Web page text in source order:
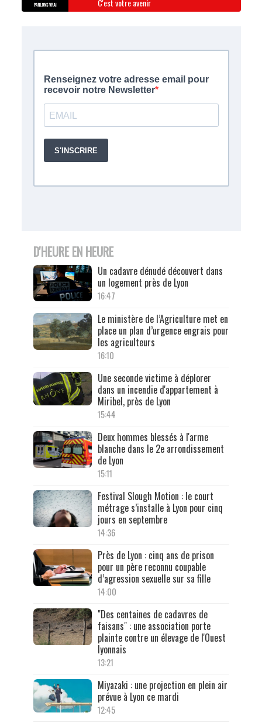
C'est votre avenir
D'HEURE EN HEURE
Un cadavre dénudé découvert dans
un logement près de Lyon
16:47
Le ministère de l’Agriculture met en
place un plan d’urgence engrais pour
les agriculteurs
16:10
Une seconde victime à déplorer
dans un incendie d'appartement à
Miribel, près de Lyon
15:44
Deux hommes blessés à l'arme
blanche dans le 2e arrondissement
de Lyon
15:11
Festival Slough Motion : le court
métrage s’installe à Lyon pour cinq
jours en septembre
14:36
Près de Lyon : cinq ans de prison
pour un père reconnu coupable
d’agression sexuelle sur sa fille
14:00
"Des centaines de cadavres de
faisans" : une association porte
plainte contre un élevage de l'Ouest
lyonnais
13:21
Miyazaki : une projection en plein air
prévue à Lyon ce mardi
12:45